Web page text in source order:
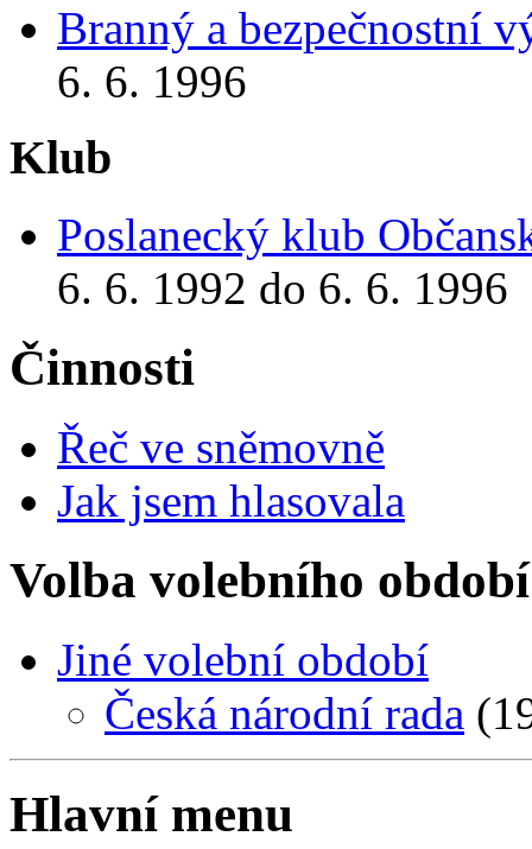
Branný a bezpečnostní
6. 6. 1996
Klub
Poslanecký klub
6. 6. 1992 do 6. 6. 1996
Činnosti
Řeč ve sněmovně
Jak jsem hlasovala
Volba volebního období
Jiné volební období
Česká národní rada
Hlavní menu